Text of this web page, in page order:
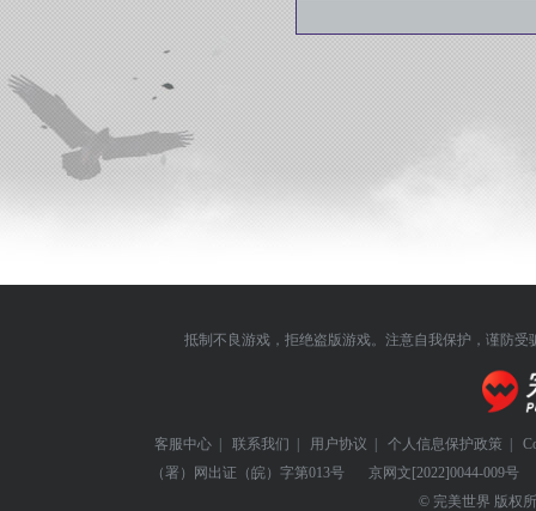
抵制不良游戏，拒绝盗版游戏。注意自我保护，谨防受
客服中心 | 联系我们 | 用户协议 | 个人信息保护政策 |
（署）网出证（皖）字第013号
京网文[2022]0044-009号
© 完美世界 版权所